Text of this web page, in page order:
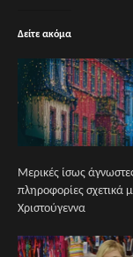
Δείτε ακόμα
Μερικές ίσως
πληροφορίες σχετικά
Χριστούγεννα